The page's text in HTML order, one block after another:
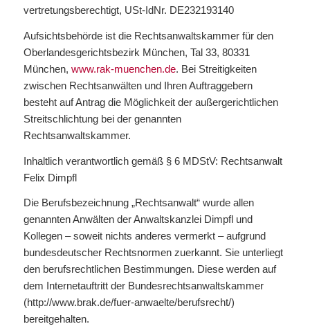
vertretungsberechtigt, USt-IdNr. DE232193140
Aufsichtsbehörde ist die Rechtsanwaltskammer für den
Oberlandesgerichtsbezirk München, Tal 33, 80331
München, www.rak-muenchen.de. Bei Streitigkeiten
zwischen Rechtsanwälten und Ihren Auftraggebern
besteht auf Antrag die Möglichkeit der außergerichtlichen
Streitschlichtung bei der genannten
Rechtsanwaltskammer.
Inhaltlich verantwortlich gemäß § 6 MDStV: Rechtsanwalt
Felix Dimpfl
Die Berufsbezeichnung „Rechtsanwalt“ wurde allen
genannten Anwälten der Anwaltskanzlei Dimpfl und
Kollegen – soweit nichts anderes vermerkt – aufgrund
bundesdeutscher Rechtsnormen zuerkannt. Sie unterliegt
den berufsrechtlichen Bestimmungen. Diese werden auf
dem Internetauftritt der Bundesrechtsanwaltskammer
(http://www.brak.de/fuer-anwaelte/berufsrecht/)
bereitgehalten.